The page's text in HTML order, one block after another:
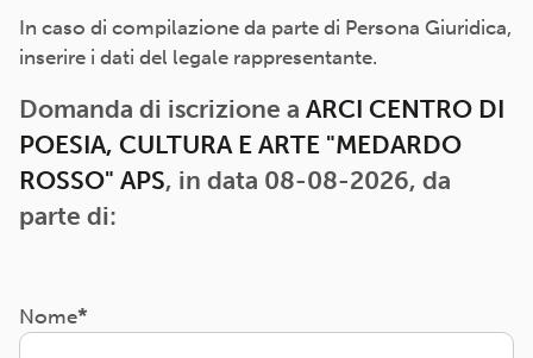
In caso di compilazione da parte di Persona Giuridica,
inserire i dati del legale rappresentante.
Domanda di iscrizione a ARCI CENTRO DI
POESIA, CULTURA E ARTE "MEDARDO
ROSSO" APS, in data 08-08-2026, da
parte di:
Nome